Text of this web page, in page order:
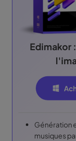
Edimakor
Génération
musiques